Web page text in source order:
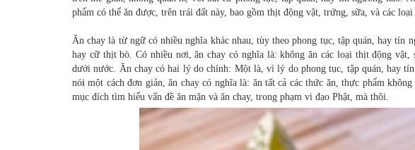
phẩm có thể ăn được, trên trái đất này, bao gồm thịt động vật, trứng, sữa, và các
Ăn chay là từ ngữ có nhiều nghĩa khác nhau, tùy theo phong tục, tập quán, hay tín
hay cữ thịt bò. Có nhiều nơi, ăn chay có nghĩa là: không ăn các loại thịt động
dưới nước. Ăn chay có hai lý do chính: Một là, vì lý do phong tục, tập quán, hay
nói một cách đơn giản, ăn chay có nghĩa là: ăn tất cả các thức ăn, thực phẩm
mục đích tìm hiểu vấn đề ăn mặn và ăn chay, trong phạm vi đạo Phật, mà thôi.